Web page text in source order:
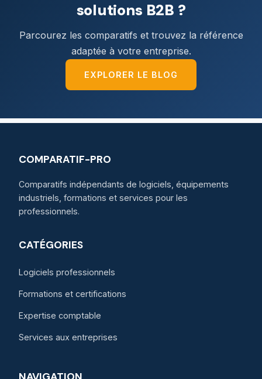
solutions B2B ?
Parcourez les comparatifs et trouvez la référence
adaptée à votre entreprise.
EXPLORER LE BLOG
COMPARATIF-PRO
Comparatifs indépendants de logiciels, équipements
industriels, formations et services pour les
professionnels.
CATÉGORIES
Logiciels professionnels
Formations et certifications
Expertise comptable
Services aux entreprises